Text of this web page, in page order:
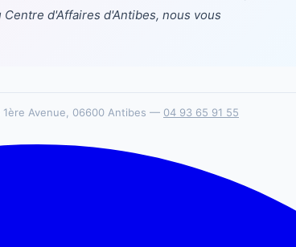
d'Affaires d'Antibes, nous vous
Avenue, 06600 Antibes — 04 93 65 91 55